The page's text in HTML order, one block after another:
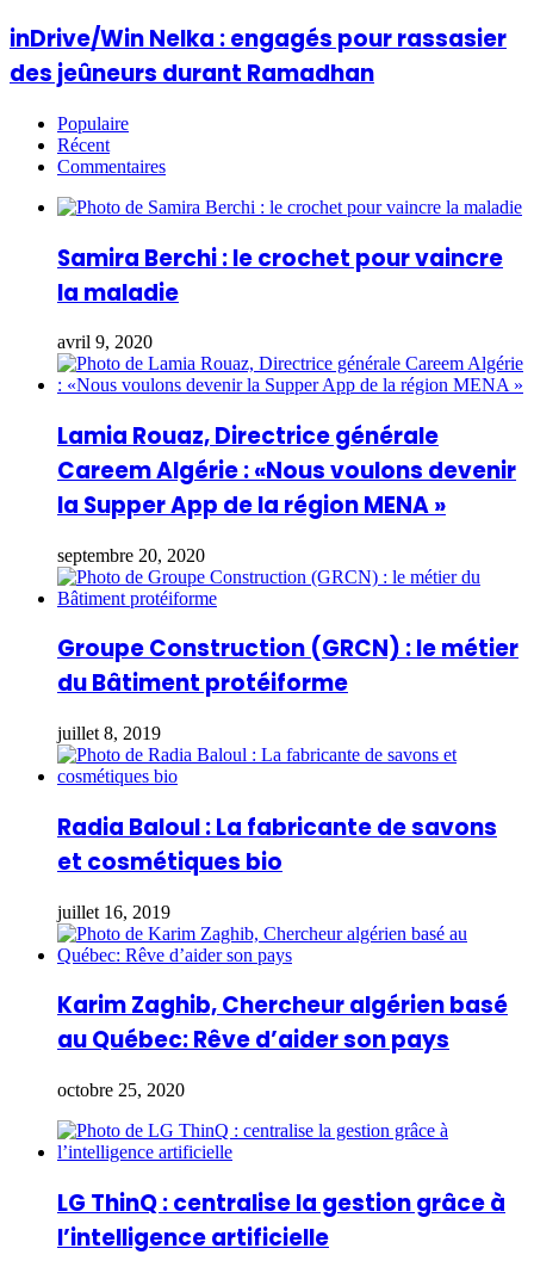
inDrive/Win Nelka : engagés pour rassasier
des jeûneurs durant Ramadhan
Populaire
Récent
Commentaires
Samira Berchi : le crochet pour vaincre
la maladie
avril 9, 2020
Lamia Rouaz, Directrice générale
Careem Algérie : «Nous voulons devenir
la Supper App de la région MENA »
septembre 20, 2020
Groupe Construction (GRCN) : le métier
du Bâtiment protéiforme
juillet 8, 2019
Radia Baloul : La fabricante de savons
et cosmétiques bio
juillet 16, 2019
Karim Zaghib, Chercheur algérien basé
au Québec: Rêve d’aider son pays
octobre 25, 2020
LG ThinQ : centralise la gestion grâce à
l’intelligence artificielle